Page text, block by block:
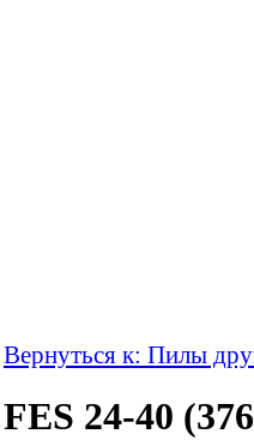
Вернуться к: Пилы
FES 24-40